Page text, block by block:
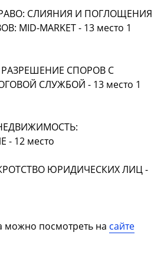
СЛИЯНИЯ И ПОГЛОЩЕНИЯ
MID-MARKET - 13 место 1
СПОРОВ С
СЛУЖБОЙ - 13 место 1
12 место
ЮРИДИЧЕСКИХ ЛИЦ -
можно посмотреть на сайте